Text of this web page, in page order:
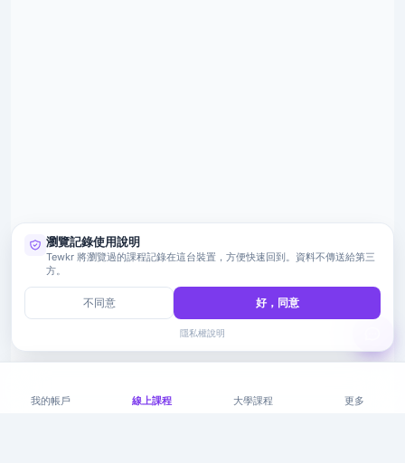
我的帳戶 線上課程 大學課程 更多
瀏覽記錄使用說明
Tewkr 將瀏覽過的課程記錄在這台裝置，方便快速回到。資料不傳送給第三
方。
不同意 好，同意
隱私權說明